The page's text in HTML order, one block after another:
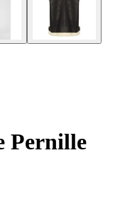
Pernille